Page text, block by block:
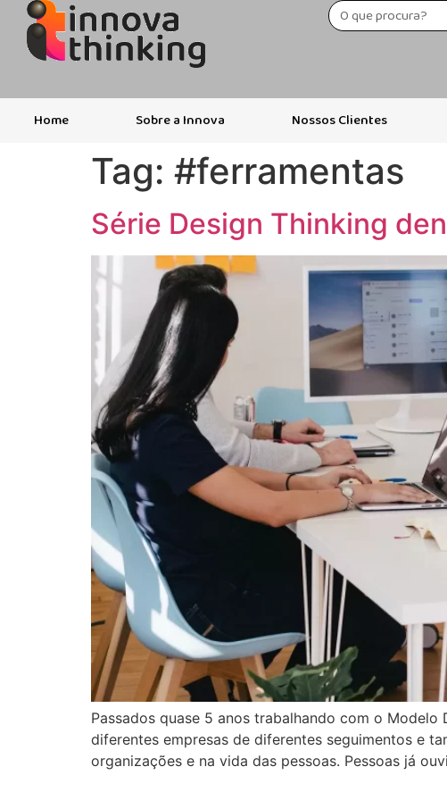
Home Sobre a Innova Nossos Clientes
Tag: #ferramentas
Série Design Thinking
Passados quase 5 anos trabalhando com o
diferentes empresas de diferentes seguimentos e
organizações e na vida das pessoas. Pessoas já